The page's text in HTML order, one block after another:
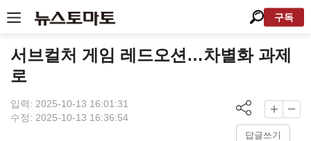
구독
서브컬처 게임 레드오션…차별화 과제
로
입력: 2025-10-13 16:01:31
수정: 2025-10-13 16:36:54
답글쓰기